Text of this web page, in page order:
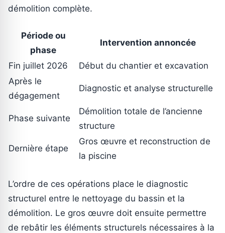
démolition complète.
Période ou
phase
Intervention annoncée
Fin juillet 2026
Début du chantier et excavation
Après le
dégagement
Diagnostic et analyse structurelle
Phase suivante
Démolition totale de l’ancienne
structure
Dernière étape
Gros œuvre et reconstruction de
la piscine
L’ordre de ces opérations place le diagnostic
structurel entre le nettoyage du bassin et la
démolition. Le gros œuvre doit ensuite permettre
de rebâtir les éléments structurels nécessaires à la